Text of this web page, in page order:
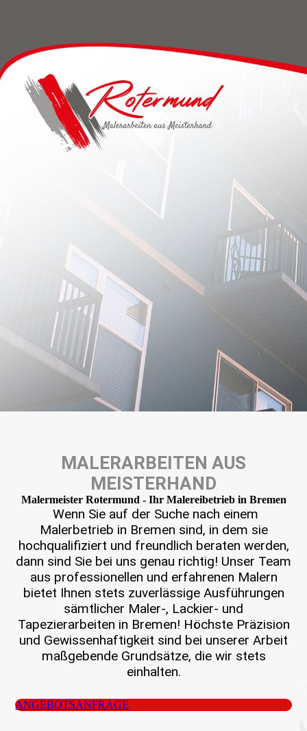
MALERARBEITEN AUS
MEISTERHAND
Maler­meister Rotermund - Ihr Malereibetrieb in Bremen
Wenn Sie auf der Suche nach einem
Malerbetrieb in Bremen sind, in dem sie
hochqualifiziert und freundlich beraten werden,
dann sind Sie bei uns genau richtig! Unser Team
aus professionellen und erfahrenen Malern
bietet Ihnen stets zuverlässige Ausführungen
sämtlicher Maler-, Lackier- und
Tapezierarbeiten in Bremen! Höchste Präzision
und Gewissen­haftigkeit sind bei unserer Arbeit
maßgebende Grundsätze, die wir stets
einhalten.
ANGEBOTSANFRAGE